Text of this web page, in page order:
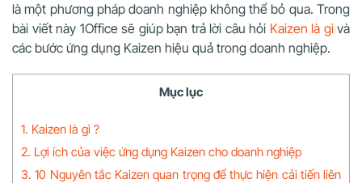
là một phương pháp doanh nghiệp không thể bỏ qua. Trong
bài viết này 1Office sẽ giúp bạn trả lời câu hỏi Kaizen là gìvà
các bước ứng dụng Kaizen hiệu quả trong doanh nghiệp.
Mục lục
1. Kaizen là gì ?
2. Lợi ích của việc ứng dụng Kaizen cho doanh nghiệp
3. 10 Nguyên tắc Kaizen quan trọng để thực hiện cải tiến liên